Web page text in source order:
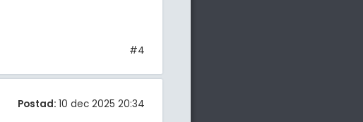
#4
Postad: 10 dec 2025 20:34